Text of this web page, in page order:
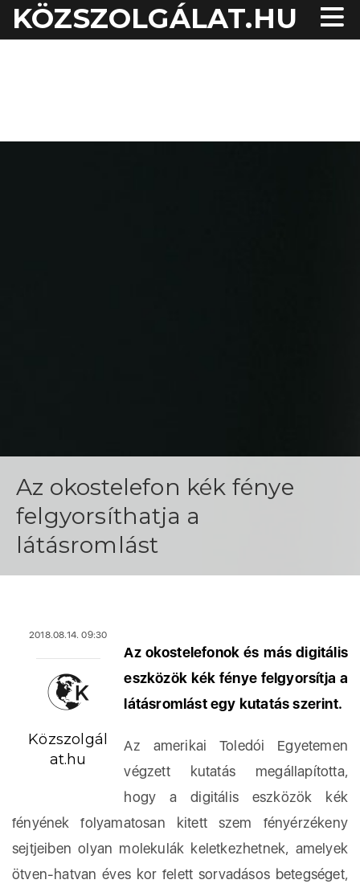
KÖZSZOLGÁLAT.HU
Az okostelefon kék fénye
felgyorsíthatja a
látásromlást
2018.08.14. 09:30
Közszolgál
at.hu
Az okostelefonok és más digitális
eszközök kék fénye felgyorsítja a
látásromlást egy kutatás szerint.
Az amerikai Toledói Egyetemen
végzett kutatás megállapította,
hogy a digitális eszközök kék
fényének folyamatosan kitett szem fényérzékeny
sejtjeiben olyan molekulák keletkezhetnek, amelyek
ötven-hatvan éves kor felett sorvadásos betegséget,